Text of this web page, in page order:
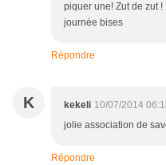
piquer une! Zut de zut
journée bises
Répondre
K kekeli 10/07/2014
jolie association de
Répondre